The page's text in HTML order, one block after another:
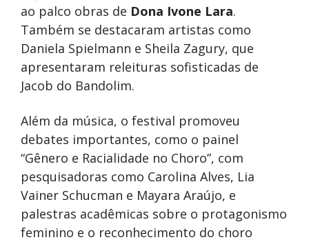
ao palco obras de Dona Ivone Lara.
Também se destacaram artistas como
Daniela Spielmann e Sheila Zagury, que
apresentaram releituras sofisticadas de
Jacob do Bandolim.
Além da música, o festival promoveu
debates importantes, como o painel
“Gênero e Racialidade no Choro”, com
pesquisadoras como Carolina Alves, Lia
Vainer Schucman e Mayara Araújo, e
palestras acadêmicas sobre o protagonismo
feminino e o reconhecimento do choro